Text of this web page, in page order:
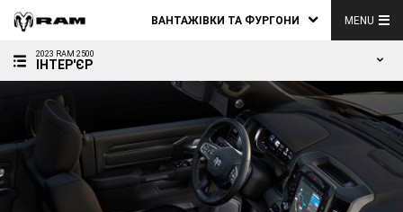
ВАНТАЖІВКИ ТА ФУРГОНИ MENU
2023 RAM 2500
ІНТЕР'ЄР